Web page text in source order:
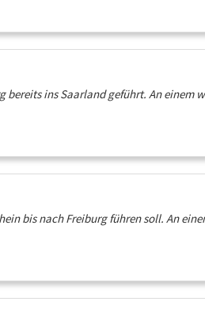
ins Saarland geführt. An einem
bis nach Freiburg führen soll. An